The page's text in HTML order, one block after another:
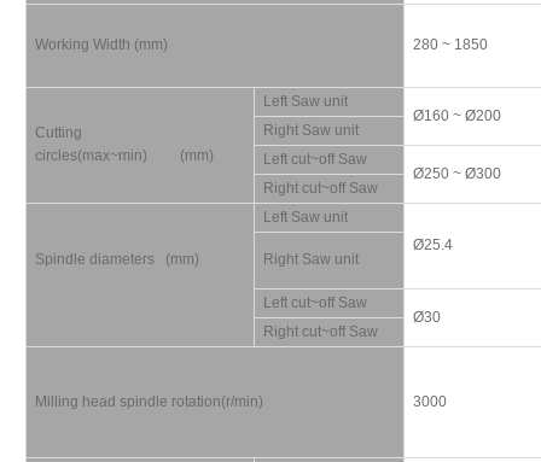
Working Width (mm) 280 ~ 1850
Cutting
circles(max~min) (mm)
Left Saw unit
Ø160 ~ Ø200
Right Saw unit
Left cut~off Saw
Ø250 ~ Ø300
Right cut~off Saw
Left Saw unit
Ø25.4
Spindle diameters (mm)
Right Saw unit
Left cut~off Saw
Ø30
Right cut~off Saw
Milling head spindle rotation(r/min) 3000